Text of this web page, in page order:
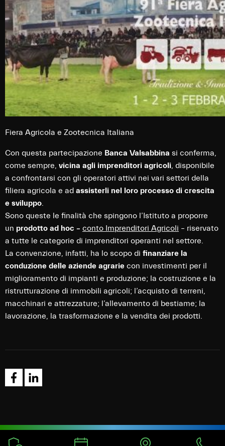
Fiera Agricola e Zootecnica Italiana
Con questa partecipazione Banca Valsabbina si conferma,
come sempre, vicina agli imprenditori agricoli, disponibile
a confrontarsi con gli operatori attivi nei vari settori della
filiera agricola e ad assisterli nel loro processo di crescita
e sviluppo.
Sono queste le finalità che spingono l’Istituto a proporre
un prodotto ad hoc – conto Imprenditori Agricoli – riservato
a tutte le categorie di imprenditori operanti nel settore.
La convenzione, infatti, ha lo scopo di finanziare la
conduzione delle aziende agrarie con investimenti per il
miglioramento di impianti e produzione; la costruzione e la
ristrutturazione di immobili agricoli; l’acquisto di terreni,
macchinari e attrezzature; l’allevamento di bestiame; la
lavorazione, la trasformazione e la vendita dei prodotti.